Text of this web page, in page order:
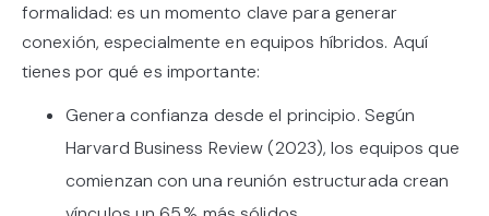
formalidad: es un momento clave para generar
conexión, especialmente en equipos híbridos. Aquí
tienes por qué es importante:
Genera confianza desde el principio. Según
Harvard Business Review (2023), los equipos que
comienzan con una reunión estructurada crean